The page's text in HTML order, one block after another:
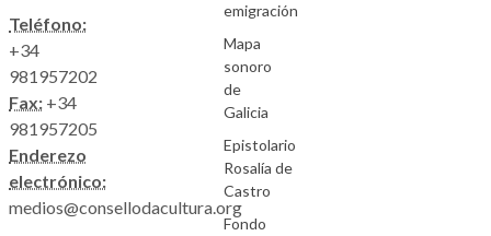
Teléfono:
+34
981957202
Fax: +34
981957205
Enderezo
electrónico:
medios@consellodacultura.org
emigración
Mapa
sonoro
de
Galicia
Epistolario
Rosalía de
Castro
Fondo